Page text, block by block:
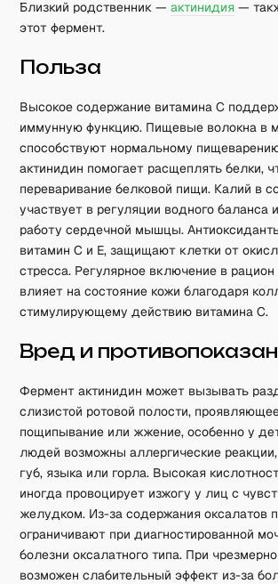
Близкий родственник —актинидия —
этот фермент.
Польза
Высокое содержание витамина C
иммунную функцию. Пищевые волокна в
способствуют нормальному
актинидин помогает расщеплять белки,
переваривание белковой пищи. Калий в
участвует в регуляции водного баланса
работу сердечной мышцы.
витамин C и E, защищают клетки от
стресса. Регулярное включение в
влияет на состояние кожи благодаря
стимулирующему действию витамина C.
Вред и
Фермент актинидин может вызывать
слизистой ротовой полости,
пощипывание или жжение, особенно у
людей возможны аллергические
губ, языка или горла. Высокая
иногда провоцирует изжогу у лиц с
желудком. Из-за содержания оксалатов
ограничивают при диагностированной
болезни оксалатного типа. При
возможен слабительный эффект из-за